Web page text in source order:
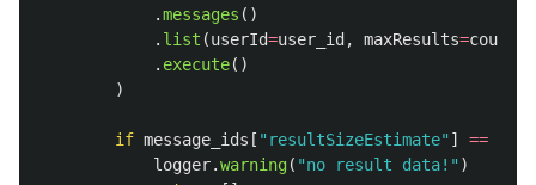
.messages ()
. list (userId=user_id , maxResults=count
. execute()
)
if message_ids [ " resultSizeEstimate" ] ==
logger.warning( "no result data! " )